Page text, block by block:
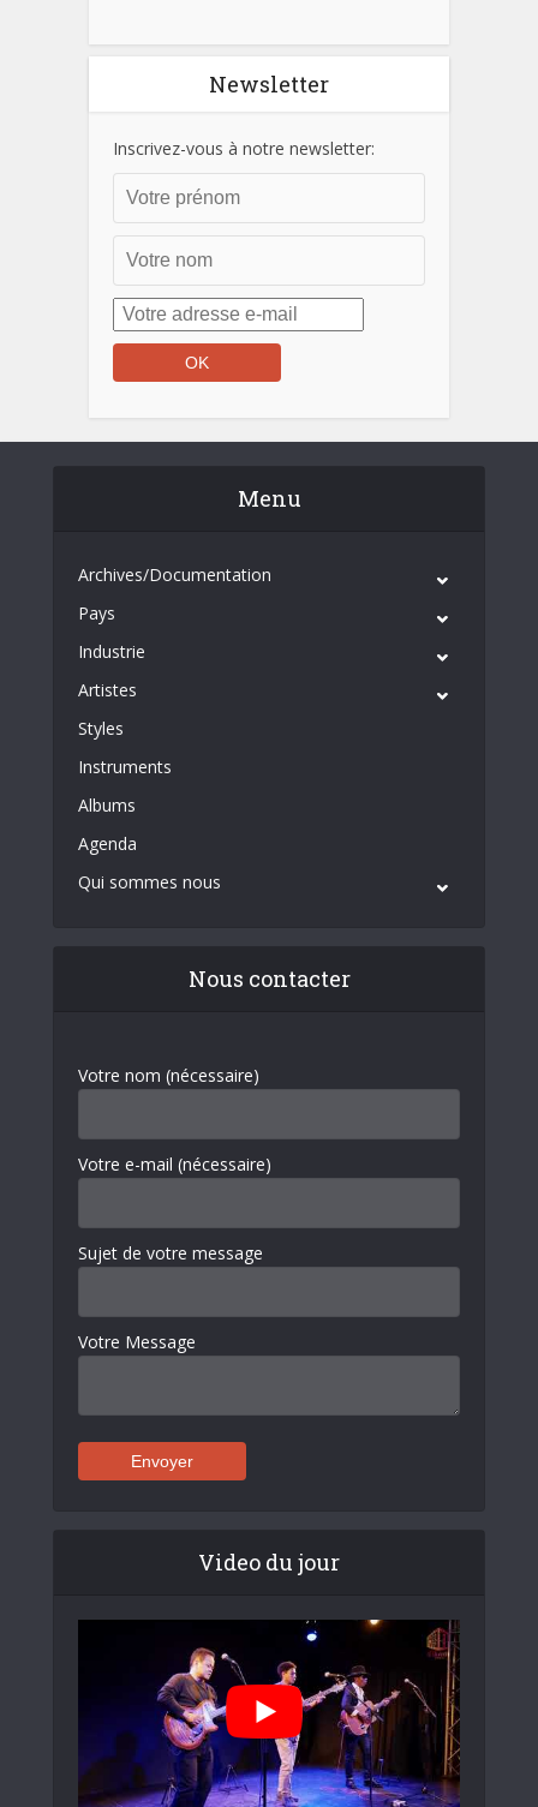
Newsletter
Inscrivez-vous à notre newsletter:
Menu
Archives/Documentation
Pays
Industrie
Artistes
Styles
Instruments
Albums
Agenda
Qui sommes nous
Nous contacter
Votre nom (nécessaire)
Votre e-mail (nécessaire)
Sujet de votre message
Votre Message
Video du jour